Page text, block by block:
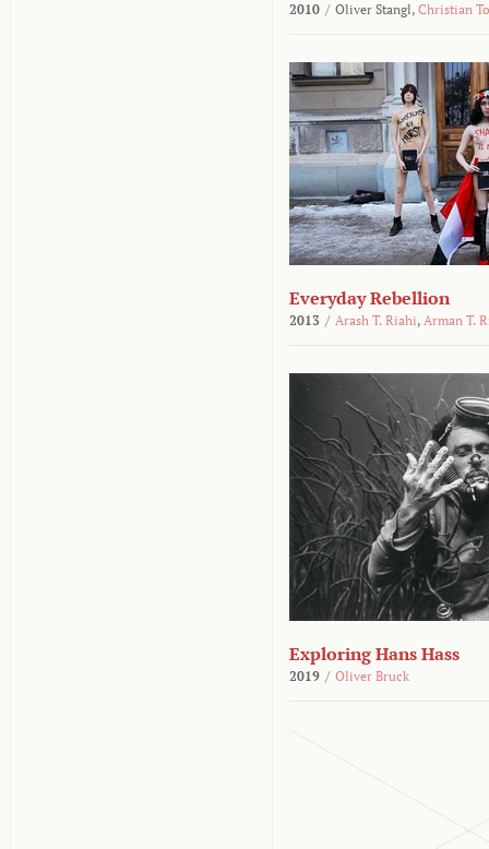
2010 / Oliver Stangl, Christian
Everyday Rebellion
2013 / Arash T. Riahi, Arman T.
Exploring Hans Hass
2019 / Oliver Bruck